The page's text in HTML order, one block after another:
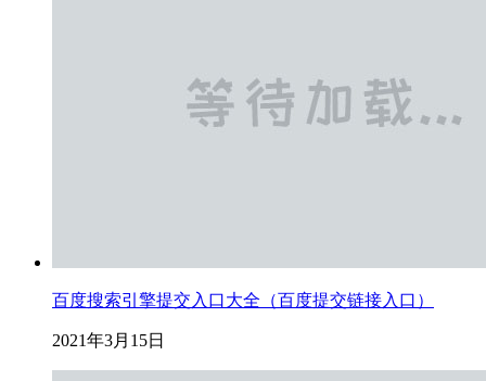
百度搜索引擎提交入口大全（百度提交链接入口）
2021年3月15日